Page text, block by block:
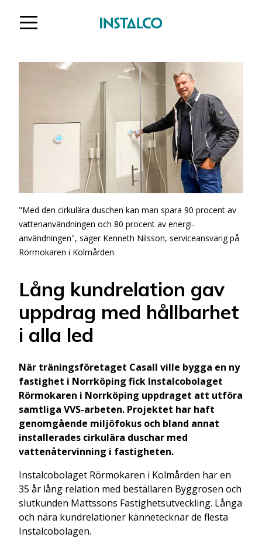
"Med den cirkulära duschen kan man spara 90 procent av
vattenanvändningen och 80 procent av energi-
användningen", säger Kenneth Nilsson, serviceansvarig på
Rörmokaren i Kolmården.
Lång kundrelation gav
uppdrag med hållbarhet
i alla led
När träningsföretaget Casall ville bygga en ny
fastighet i Norrköping fick Instalcobolaget
Rörmokaren i Norrköping uppdraget att utföra
samtliga VVS-arbeten. Projektet har haft
genomgående miljöfokus och bland annat
installerades cirkulära duschar med
vattenåtervinning i fastigheten.
Instalcobolaget Rörmokaren i Kolmården har en
35 år lång relation med beställaren Byggrosen och
slutkunden Mattssons Fastighetsutveckling. Långa
och nära kundrelationer kännetecknar de flesta
Instalcobolagen.